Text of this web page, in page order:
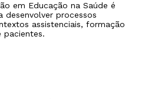
em Educação na Saúde é
desenvolver processos
assistenciais, formação
pacientes.